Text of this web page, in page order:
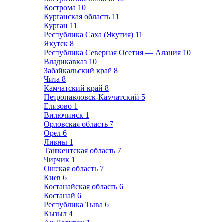
Кострома 10
Курганская область 11
Курган 11
Республика Саха (Якутия) 11
Якутск 8
Республика Северная Осетия — Алания 10
Владикавказ 10
Забайкальский край 8
Чита 8
Камчатский край 8
Петропавловск-Камчатский 5
Елизово 1
Вилючинск 1
Орловская область 7
Орел 6
Ливны 1
Ташкентская область 7
Чирчик 1
Ошская область 7
Киев 6
Костанайская область 6
Костанай 6
Республика Тыва 6
Кызыл 4